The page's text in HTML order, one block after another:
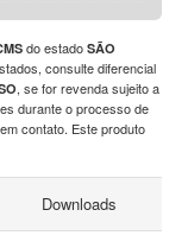
do estadoSÃO
consulte diferencial
, se for revenda sujeito a
durante o processo de
contato. Este produto
Downloads